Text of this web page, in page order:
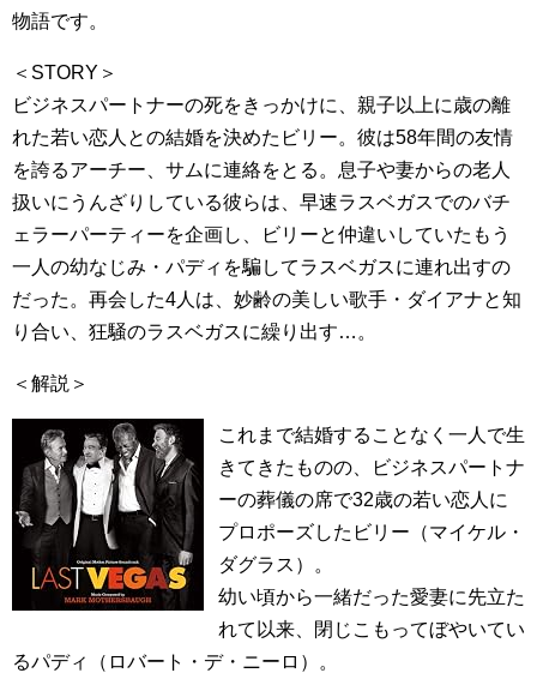
物語です。
＜STORY＞
ビジネスパートナーの死をきっかけに、親子以上に歳の離
れた若い恋人との結婚を決めたビリー。彼は58年間の友情
を誇るアーチー、サムに連絡をとる。息子や妻からの老人
扱いにうんざりしている彼らは、早速ラスベガスでのバチ
ェラーパーティーを企画し、ビリーと仲違いしていたもう
一人の幼なじみ・パディを騙してラスベガスに連れ出すの
だった。再会した4人は、妙齢の美しい歌手・ダイアナと知
り合い、狂騒のラスベガスに繰り出す…。
＜解説＞
これまで結婚することなく一人で生
きてきたものの、ビジネスパートナ
ーの葬儀の席で32歳の若い恋人に
プロポーズしたビリー（マイケル・
ダグラス）。
幼い頃から一緒だった愛妻に先立た
れて以来、閉じこもってぼやいてい
るパディ（ロバート・デ・ニーロ）。